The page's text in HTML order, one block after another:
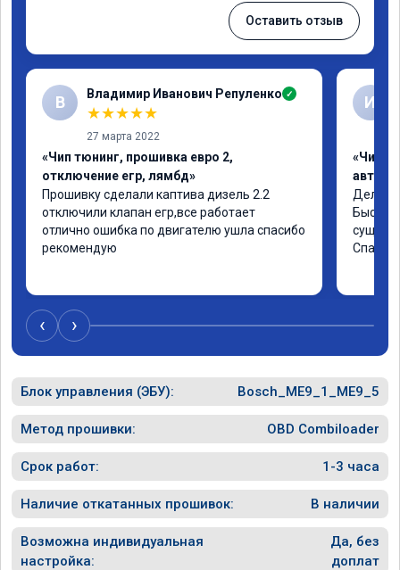
Оставить отзыв
В Владимир Иванович Репуленко ✓
★★★★★
27 марта 2022
«Чип тюнинг, прошивка евро 2,
отключение егр, лямбд»
Прошивку сделали каптива дизель 2.2
отключили клапан егр,все работает
отлично ошибка по двигателю ушла спасибо
рекомендую
И
«Чип
Делали
‹ ›
Блок управления (ЭБУ): Bosch_ME9_1_ME9_5
Метод прошивки: OBD Combiloader
Срок работ: 1-3 часа
Наличие откатанных прошивок: В наличии
Возможна индивидуальная
настройка:
Да, без
доплат